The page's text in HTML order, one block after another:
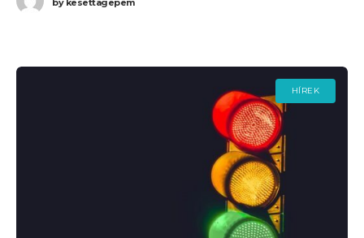
Magyarország
HÍREK